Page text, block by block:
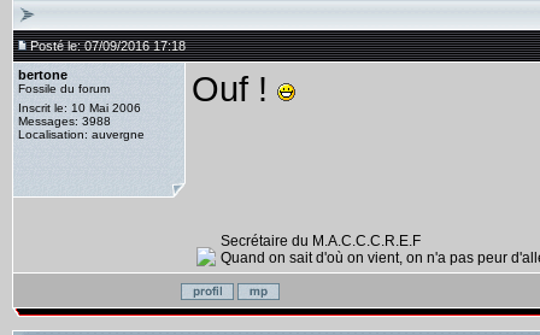
Posté le: 07/09/2016 17:18
bertone
Fossile du forum
Inscrit le: 10 Mai 2006
Messages: 3988
Localisation: auvergne
Ouf !
Secrétaire du M.A.C.C.C.R.E.F
Quand on sait d'où on vient, on n'a pas peur